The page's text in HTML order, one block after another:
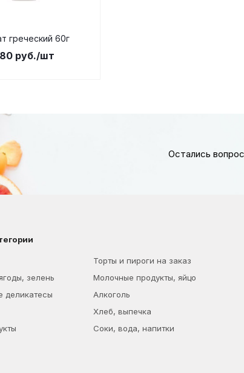
греческий 60г
руб./шт
Остались
зелень
деликатесы
Торты и пироги на заказ
Молочные продукты, яйцо
Алкоголь
Хлеб, выпечка
Соки, вода, напитки